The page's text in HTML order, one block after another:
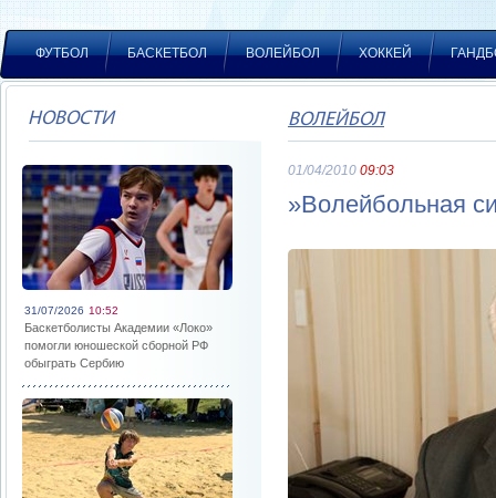
ФУТБОЛ БАСКЕТБОЛ ВОЛЕЙБОЛ ХОККЕЙ
НОВОСТИ
31/07/2026 10:52
Баскетболисты Академии «Локо»
помогли юношеской сборной РФ
обыграть Сербию
ВОЛЕЙБОЛ
01/04/2010 09:03
»Волейбольная